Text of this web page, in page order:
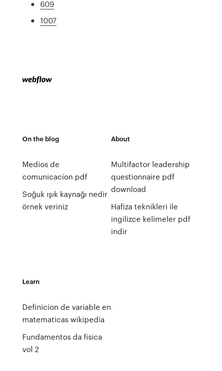
609
1007
On the blog
Medios de
comunicacion pdf
Soğuk ışık kaynağı nedir
örnek veriniz
About
Multifactor leadership
questionnaire pdf
download
Hafiza teknikleri ile
ingilizce kelimeler pdf
indir
Learn
Definicion de variable en
matematicas wikipedia
Fundamentos da fisica
vol 2